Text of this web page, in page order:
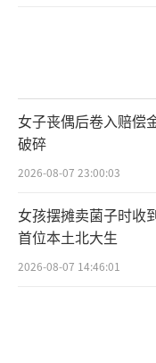
女子丧偶后卷入赔偿
破碎
2026-08-07 23:00:03
女孩摆摊卖菌子时收
首位本土北大生
2026-08-07 14:46:01